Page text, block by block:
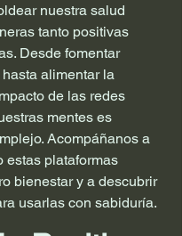
nuestra salud
tanto positivas
Desde fomentar
alimentar la
de las redes
mentes es
Acompáñanos a
estas plataformas
bienestar y a descubrir
usarlas con sabiduría.